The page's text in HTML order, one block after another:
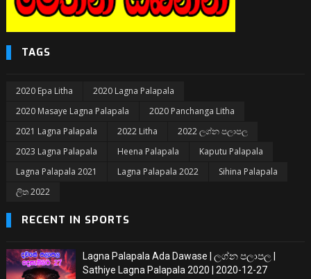
TAGS
2020 Epa Litha
2020 Lagna Palapala
2020 Masaye Lagna Palapala
2020 Panchanga Litha
2021 Lagna Palapala
2022 Litha
2022 ලග්න පලාපල
2023 Lagna Palapala
Heena Palapala
Kaputu Palapala
Lagna Palapala 2021
Lagna Palapala 2022
Sihina Palapala
ලිත 2022
RECENT IN SPORTS
Lagna Palapala Ada Dawase | ලග්න පලාපල |
Sathiye Lagna Palapala 2020 | 2020-12-27